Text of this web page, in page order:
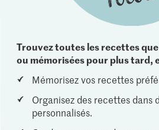
Trouvez toutes les recettes
ou mémorisées pour plus tard,
Mémorisez vos recettes
Organisez des recettes dans
personnalisés.